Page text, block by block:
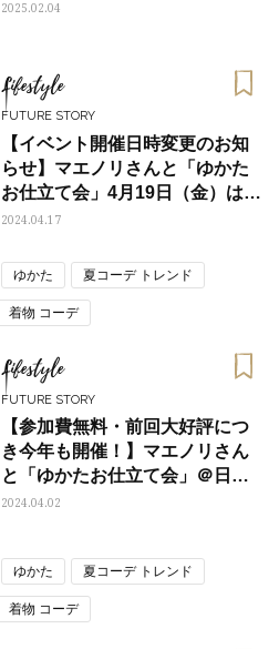
2025.02.04
Lifestyle
FUTURE STORY
【イベント開催日時変更のお知
らせ】マエノリさんと「ゆかた
お仕立て会」4月19日（金）は中
止となりました
2024.04.17
ゆかた 夏コーデ トレンド
着物 コーデ
Lifestyle
FUTURE STORY
【参加費無料・前回大好評につ
き今年も開催！】マエノリさん
と「ゆかたお仕立て会」＠日本
橋の老舗ゆかた卸/三勝
2024.04.02
ゆかた 夏コーデ トレンド
着物 コーデ